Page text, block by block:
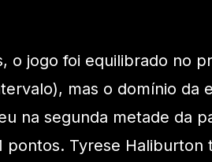
o jogo foi equilibrado no
mas o domínio da
na segunda metade da
pontos. Tyrese